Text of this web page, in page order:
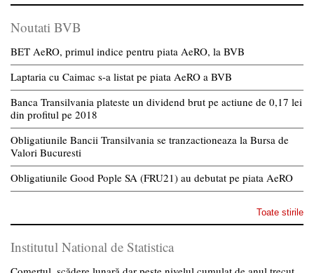
Noutati BVB
BET AeRO, primul indice pentru piata AeRO, la BVB
Laptaria cu Caimac s-a listat pe piata AeRO a BVB
Banca Transilvania plateste un dividend brut pe actiune de 0,17 lei
din profitul pe 2018
Obligatiunile Bancii Transilvania se tranzactioneaza la Bursa de
Valori Bucuresti
Obligatiunile Good Pople SA (FRU21) au debutat pe piata AeRO
Toate stirile
Institutul National de Statistica